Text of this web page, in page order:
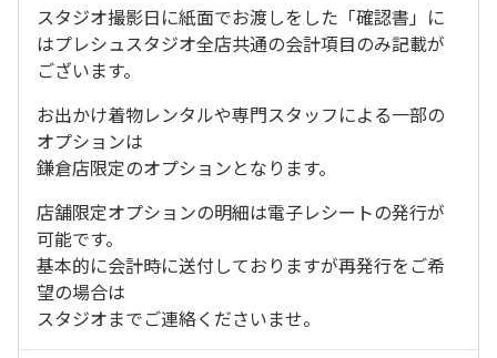
スタジオ撮影日に紙面でお渡しをした「確認書」に
はプレシュスタジオ全店共通の会計項目のみ記載が
ございます。
お出かけ着物レンタルや専門スタッフによる一部の
オプションは
鎌倉店限定のオプションとなります。
店舗限定オプションの明細は電子レシートの発行が
可能です。
基本的に会計時に送付しておりますが再発行をご希
望の場合は
スタジオまでご連絡くださいませ。